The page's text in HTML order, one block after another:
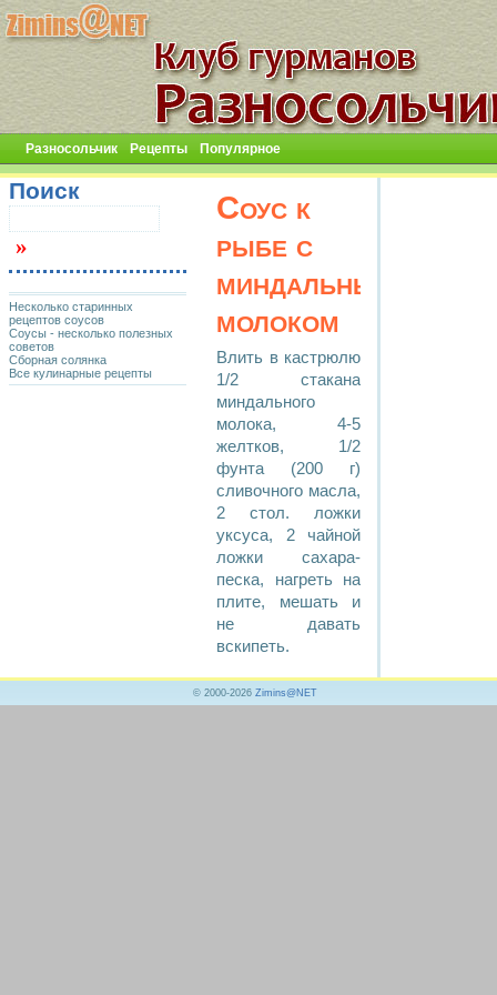
Разносольчик Рецепты Популярное
Соус к
рыбе с
миндальным
молоком
Влить в кастрюлю
1/2 стакана
миндального
молока, 4-5
желтков, 1/2
фунта (200 г)
сливочного масла,
2 стол. ложки
уксуса, 2 чайной
ложки сахара-
песка, нагреть на
плите, мешать и
не давать
вскипеть.
Поиск
Несколько старинных
рецептов соусов
Соусы - несколько полезных
советов
Сборная солянка
Все кулинарные рецепты
© 2000-2026 Zimins@NET